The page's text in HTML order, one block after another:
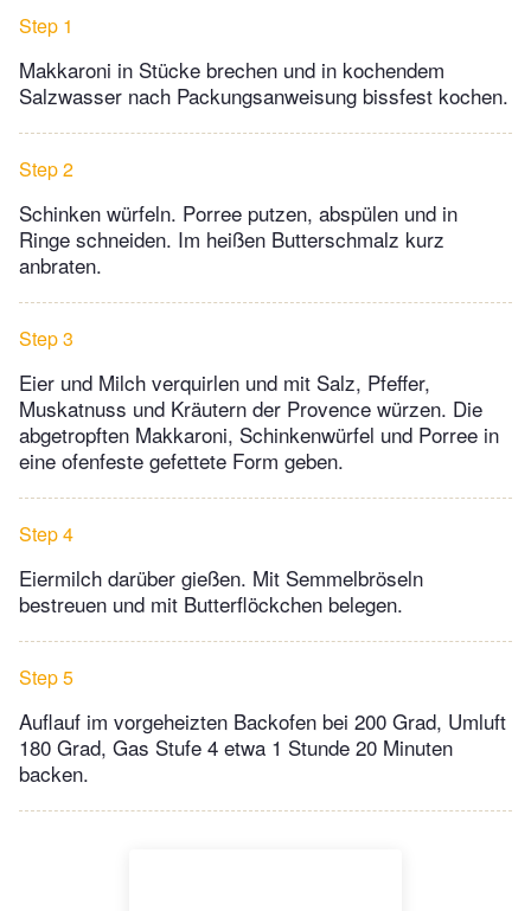
Step 1
Makkaroni in Stücke brechen und in kochendem
Salzwasser nach Packungsanweisung bissfest kochen.
Step 2
Schinken würfeln. Porree putzen, abspülen und in
Ringe schneiden. Im heißen Butterschmalz kurz
anbraten.
Step 3
Eier und Milch verquirlen und mit Salz, Pfeffer,
Muskatnuss und Kräutern der Provence würzen. Die
abgetropften Makkaroni, Schinkenwürfel und Porree in
eine ofenfeste gefettete Form geben.
Step 4
Eiermilch darüber gießen. Mit Semmelbröseln
bestreuen und mit Butterflöckchen belegen.
Step 5
Auflauf im vorgeheizten Backofen bei 200 Grad, Umluft
180 Grad, Gas Stufe 4 etwa 1 Stunde 20 Minuten
backen.